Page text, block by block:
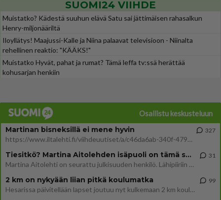
SUOMI24 VIIHDE
Muistatko? Kädestä suuhun elävä Satu sai jättimäisen rahasalkun
Henry-miljonääriltä
Iloyllätys! Maajussi-Kalle ja Niina palaavat televisioon - Niinalta
rehellinen reaktio: "KÄÄKS!"
Muistatko Hyvät, pahat ja rumat? Tämä leffa tv:ssä herättää
kohusarjan henkiin
Osallistu keskusteluun
Martinan bisneksillä ei mene hyvin
https://www.iltalehti.fi/viihdeuutiset/a/c46da6ab-340f-4790-aaa7-0865eed2336 Yrityksen konkurssihakemus on tullut kärä
327
Tiesitkö? Martina Aitolehden isäpuoli on tämä suosittu laulaja
Martina Aitolehti on seurattu julkisuuden henkilö. Lähipiiriin mahtuu muitakin tunnettuja henkilöitä. Tiesitkö, että Ma
31
2 km on nykyään liian pitkä koulumatka
Hesarissa päivitellään lapset joutuu nyt kulkemaan 2 km kouluun jösses. Ruostefillarilla tuo matka menee vaikka miten äk
99